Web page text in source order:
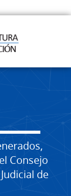
Consejo
de